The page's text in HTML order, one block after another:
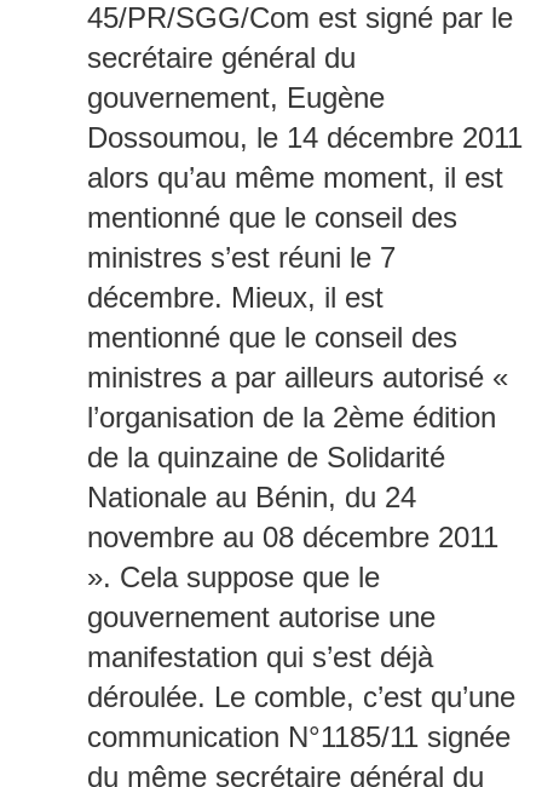
45/PR/SGG/Com est signé par le
secrétaire général du
gouvernement, Eugène
Dossoumou, le 14 décembre 2011
alors qu’au même moment, il est
mentionné que le conseil des
ministres s’est réuni le 7
décembre. Mieux, il est
mentionné que le conseil des
ministres a par ailleurs autorisé «
l’organisation de la 2ème édition
de la quinzaine de Solidarité
Nationale au Bénin, du 24
novembre au 08 décembre 2011
». Cela suppose que le
gouvernement autorise une
manifestation qui s’est déjà
déroulée. Le comble, c’est qu’une
communication N°1185/11 signée
du même secrétaire général du